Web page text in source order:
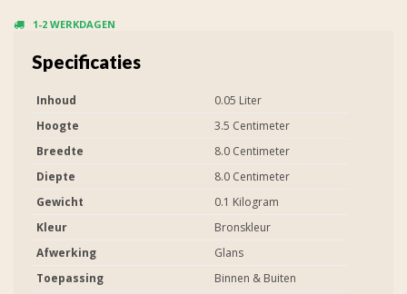
1-2 WERKDAGEN
Specificaties
Inhoud
0.05 Liter
Hoogte
3.5 Centimeter
Breedte
8.0 Centimeter
Diepte
8.0 Centimeter
Gewicht
0.1 Kilogram
Kleur
Bronskleur
Afwerking
Glans
Toepassing
Binnen & Buiten